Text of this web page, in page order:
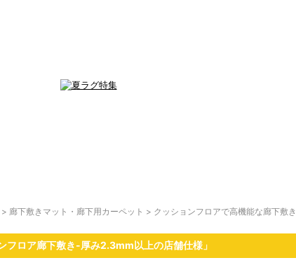
> 廊下敷きマット・廊下用カーペット > クッションフロアで高機能な廊下敷き
フロア廊下敷き-厚み2.3mm以上の店舗仕様」